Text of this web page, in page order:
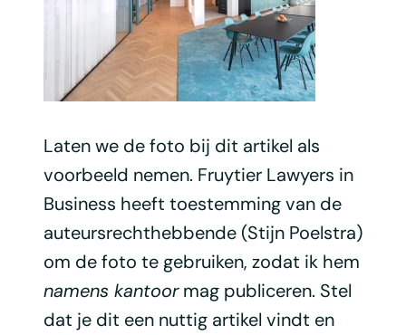
Laten we de foto bij dit artikel als
voorbeeld nemen. Fruytier Lawyers in
Business heeft toestemming van de
auteursrechthebbende (Stijn Poelstra)
om de foto te gebruiken, zodat ik hem
namens kantoormag publiceren. Stel
dat je dit een nuttig artikel vindt en